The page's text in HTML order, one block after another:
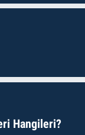
Hangileri?